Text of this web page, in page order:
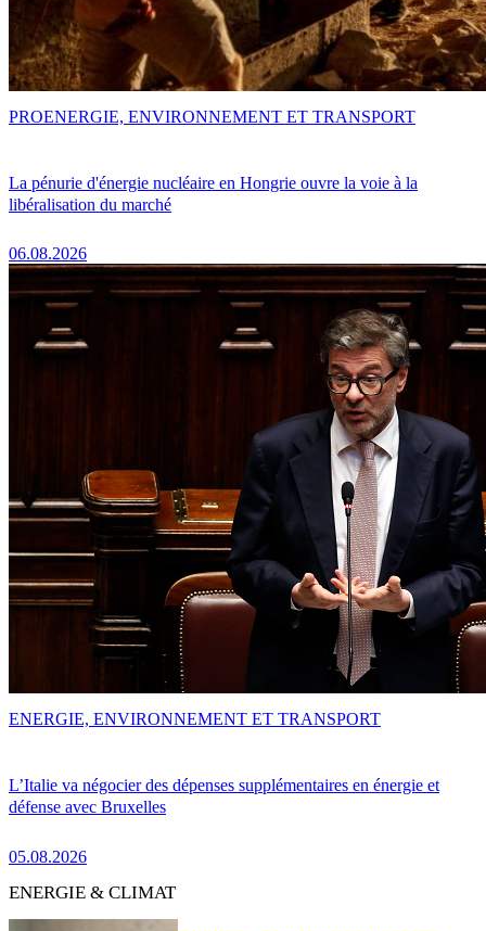
La pénurie d'énergie nucléaire en Hongrie ouvre la voie à la
libéralisation du marché
06.08.2026
PROENERGIE, ENVIRONNEMENT ET TRANSPORT
L’Italie va négocier des dépenses supplémentaires en énergie et
défense avec Bruxelles
05.08.2026
ENERGIE, ENVIRONNEMENT ET TRANSPORT
ENERGIE & CLIMAT